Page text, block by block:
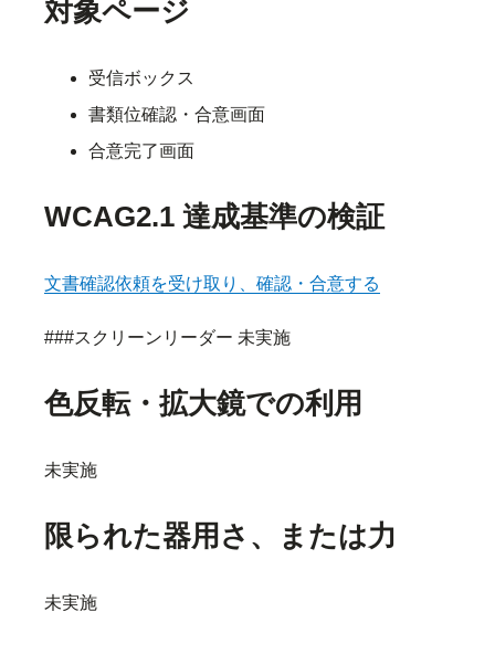
対象ページ
受信ボックス
書類位確認・合意画面
合意完了画面
WCAG2.1 達成基準の検証
文書確認依頼を受け取り、確認・合意する
###スクリーンリーダー 未実施
色反転・拡大鏡での利用
未実施
限られた器用さ、または力
未実施